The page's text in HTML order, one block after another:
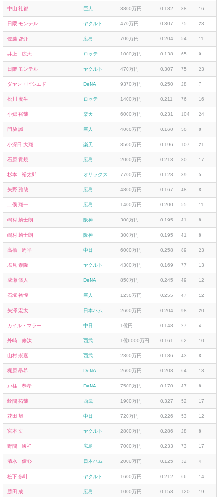
中山 礼都 巨人 3800万円 0.182 88 16
日隈 モンテル ヤクルト 470万円 0.307 75 23
佐藤 啓介 広島 700万円 0.204 54 11
井上 広大 ロッテ 1000万円 0.138 65 9
日隈 モンテル ヤクルト 470万円 0.307 75 23
ダヤン・ビシエド DeNA 9370万円 0.250 28 7
松川 虎生 ロッテ 1400万円 0.211 76 16
小郷 裕哉 楽天 6000万円 0.231 104 24
門脇 誠 巨人 4000万円 0.160 50 8
小深田 大翔 楽天 8500万円 0.196 107 21
石原 貴規 広島 2000万円 0.213 80 17
杉本 裕太郎 オリックス 7700万円 0.128 39 5
矢野 雅哉 広島 4800万円 0.167 48 8
二俣 翔一 広島 1400万円 0.200 55 11
嶋村 麟士朗 阪神 300万円 0.195 41 8
嶋村 麟士朗 阪神 300万円 0.195 41 8
高橋 周平 中日 6000万円 0.258 89 23
塩見 泰隆 ヤクルト 4300万円 0.169 77 13
成瀬 脩人 DeNA 850万円 0.245 49 12
石塚 裕惺 巨人 1230万円 0.255 47 12
矢澤 宏太 日本ハム 2600万円 0.204 98 20
カイル・マラー 中日 1億円 0.148 27 4
外崎 修汰 西武 1億6000万円 0.161 62 10
山村 崇嘉 西武 2300万円 0.186 43 8
梶原 昂希 DeNA 2600万円 0.203 64 13
戸柱 恭孝 DeNA 7500万円 0.170 47 8
蛭間 拓哉 西武 1900万円 0.327 52 17
花田 旭 中日 720万円 0.226 53 12
宮本 丈 ヤクルト 2800万円 0.286 28 8
野間 峻祥 広島 7000万円 0.233 73 17
清水 優心 日本ハム 2000万円 0.125 32 4
松下 歩叶 ヤクルト 1600万円 0.212 66 14
勝田 成 広島 1000万円 0.158 120 19